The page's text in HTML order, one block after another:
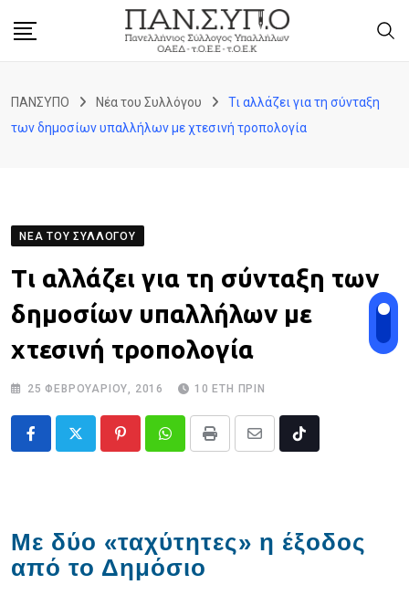
ΠΑΝΣΥΠΟ Νέα του Συλλόγου
Τι αλλάζει για τη σύνταξη
των δημοσίων υπαλλήλων με χτεσινή τροπολογία
ΝΈΑ ΤΟΥ ΣΥΛΛΌΓΟΥ
Τι αλλάζει για τη σύνταξη των
δημοσίων υπαλλήλων με
χτεσινή τροπολογία
25 ΦΕΒΡΟΥΑΡΊΟΥ, 2016 10 ΈΤΗ ΠΡΙΝ
PinterestWhatsappPrint
Share
Tiktok
Με δύο «ταχύτητες» η έξοδος
από το Δημόσιο